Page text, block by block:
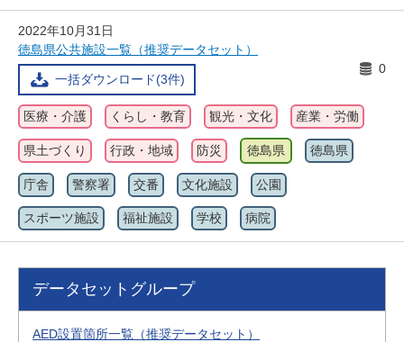
2022年10月31日
徳島県公共施設一覧（推奨データセット）
一括ダウンロード(3件)
0
医療・介護 くらし・教育 観光・文化 産業・労働
県土づくり 行政・地域 防災 徳島県 徳島県
庁舎 警察署 交番 文化施設 公園
スポーツ施設 福祉施設 学校 病院
データセットグループ
AED設置箇所一覧（推奨データセット）